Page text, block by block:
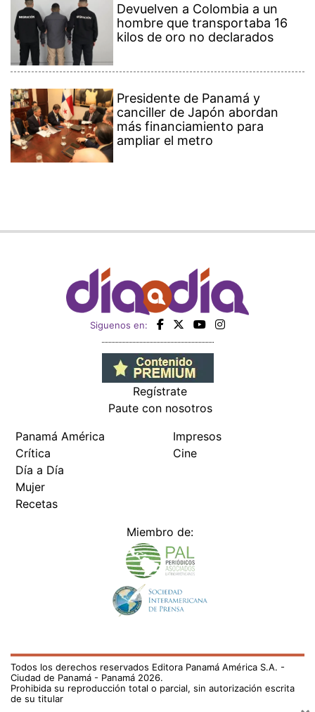
Devuelven a Colombia a un
hombre que transportaba 16
kilos de oro no declarados
Presidente de Panamá y
canciller de Japón abordan
más financiamiento para
ampliar el metro
Siguenos en:
Regístrate
Paute con nosotros
Panamá América
Crítica
Día a Día
Mujer
Recetas
Impresos
Cine
Miembro de:
Todos los derechos reservados Editora Panamá América S.A. -
Ciudad de Panamá - Panamá 2026.
Prohibida su reproducción total o parcial, sin autorización escrita
de su titular